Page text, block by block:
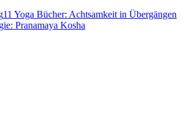
11 Yoga Bücher: Achtsamkeit in Übergängen
Pranamaya Kosha